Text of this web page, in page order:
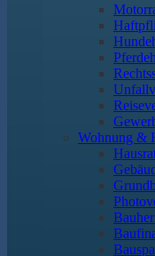
Wohnung &